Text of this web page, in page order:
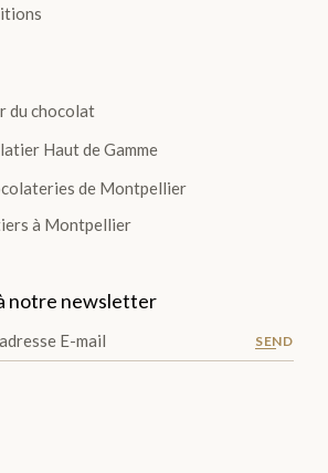
du chocolat
Haut de Gamme
de Montpellier
à Montpellier
notre newsletter
SEND